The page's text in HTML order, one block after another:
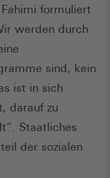
Fahimi formuliert
werden durch
sind, kein
ist in sich
darauf zu
Staatliches
der sozialen